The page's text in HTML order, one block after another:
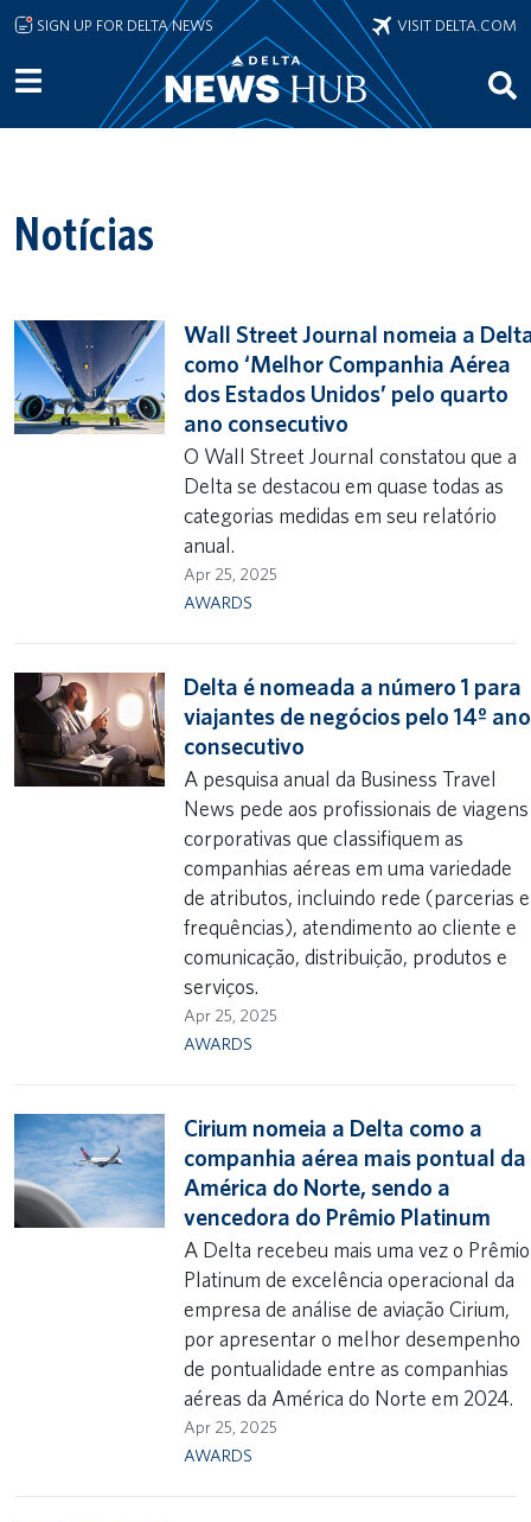
Skip to main content
SIGN UP FOR DELTA NEWS VISIT DELTA.COM
Notícias
Wall Street Journal nomeia a
como ‘Melhor Companhia Aérea
dos Estados Unidos’ pelo quarto
ano consecutivo
O Wall Street Journal constatou que a
Delta se destacou em quase todas as
categorias medidas em seu relatório
anual.
Apr 25, 2025
AWARDS
Delta é nomeada a número 1 para
viajantes de negócios pelo 14º ano
consecutivo
A pesquisa anual da Business Travel
News pede aos profissionais de viagens
corporativas que classifiquem as
companhias aéreas em uma variedade
de atributos, incluindo rede (parcerias e
frequências), atendimento ao cliente e
comunicação, distribuição, produtos e
serviços.
Apr 25, 2025
AWARDS
Cirium nomeia a Delta como a
companhia aérea mais pontual da
América do Norte, sendo a
vencedora do Prêmio Platinum
A Delta recebeu mais uma vez o Prêmio
Platinum de excelência operacional da
empresa de análise de aviação Cirium,
por apresentar o melhor desempenho
de pontualidade entre as companhias
aéreas da América do Norte em 2024.
Apr 25, 2025
AWARDS